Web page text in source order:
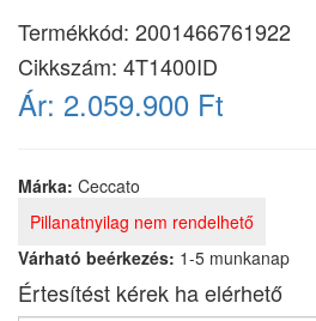
Termékkód: 2001466761922
Cikkszám: 4T1400ID
Ár: 2.059.900 Ft
Márka: Ceccato
Pillanatnyilag nem rendelhető
Várható beérkezés: 1-5 munkanap
Értesítést kérek ha elérhető